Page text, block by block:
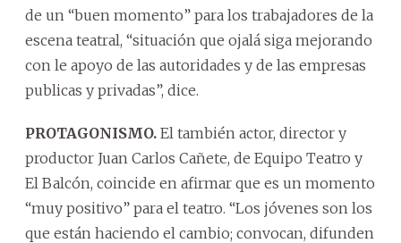
de un “buen momento” para los trabajadores de la
escena teatral, “situación que ojalá siga mejorando
con le apoyo de las autoridades y de las empresas
publicas y privadas”, dice.
PROTAGONISMO. El también actor, director y
productor Juan Carlos Cañete, de Equipo Teatro y
El Balcón, coincide en afirmar que es un momento
“muy positivo” para el teatro. “Los jóvenes son los
que están haciendo el cambio; convocan, difunden